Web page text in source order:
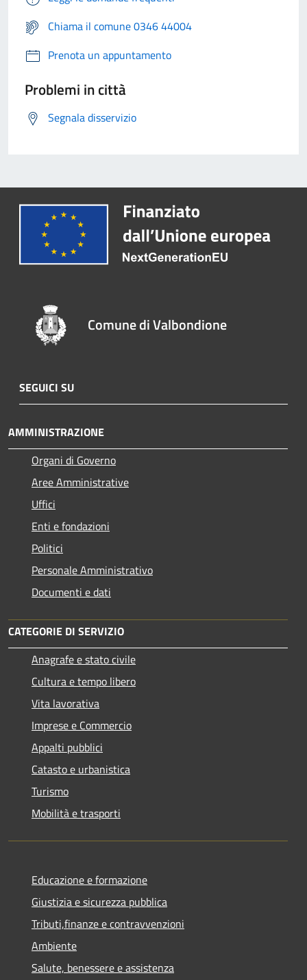
Chiama il comune 0346 44004
Prenota un appuntamento
Problemi in città
Segnala disservizio
Comune di Valbondione
SEGUICI SU
AMMINISTRAZIONE
Organi di Governo
Aree Amministrative
Uffici
Enti e fondazioni
Politici
Personale Amministrativo
Documenti e dati
CATEGORIE DI SERVIZIO
Anagrafe e stato civile
Cultura e tempo libero
Vita lavorativa
Imprese e Commercio
Appalti pubblici
Catasto e urbanistica
Turismo
Mobilità e trasporti
Educazione e formazione
Giustizia e sicurezza pubblica
Tributi,finanze e contravvenzioni
Ambiente
Salute, benessere e assistenza